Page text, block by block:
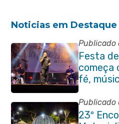
Noticias em Destaque
Publicado
Festa
começa
fé,
Venda
Publicado
23º